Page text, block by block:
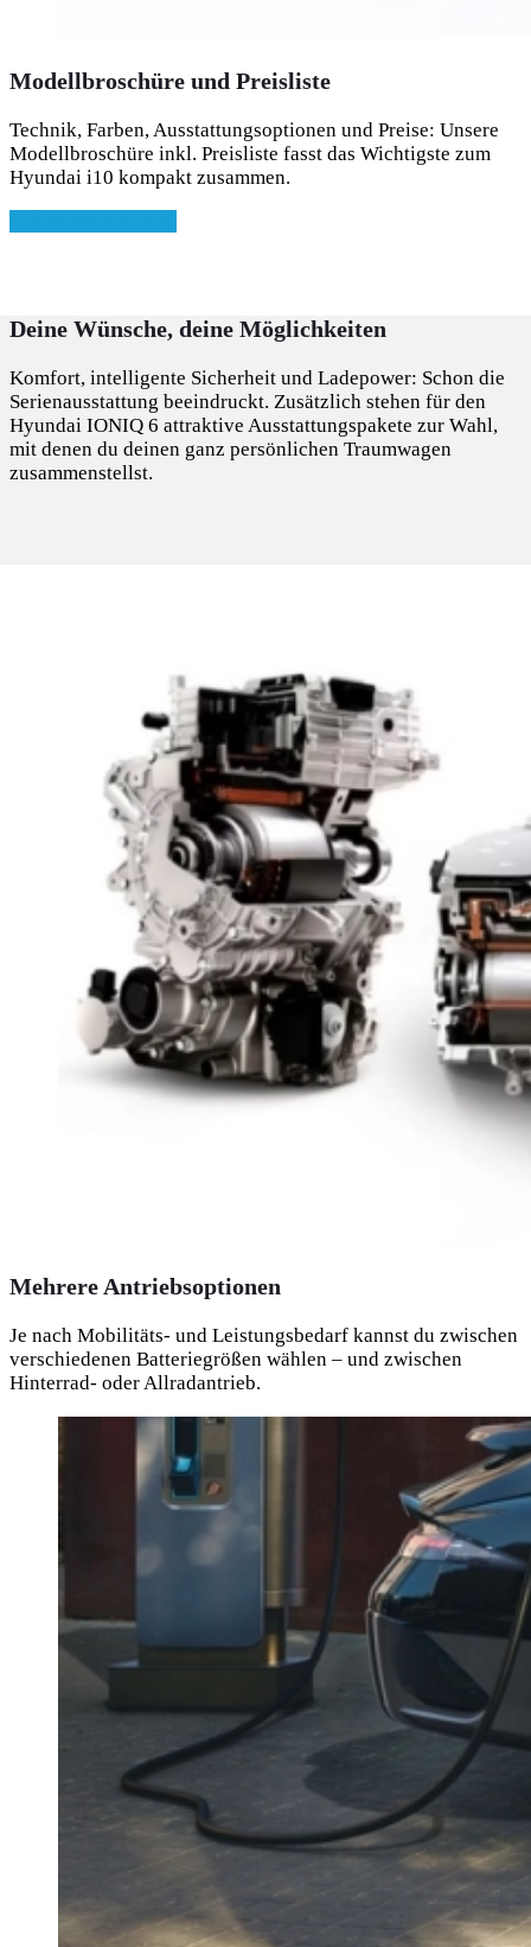
Modellbroschüre und Preisliste
Technik, Farben, Ausstattungsoptionen und Preise: Unsere
Modellbroschüre inkl. Preisliste fasst das Wichtigste zum
Hyundai i10 kompakt zusammen.
Deine Wünsche, deine Möglichkeiten
Komfort, intelligente Sicherheit und Ladepower: Schon die
Serienausstattung beeindruckt. Zusätzlich stehen für den
Hyundai IONIQ 6 attraktive Ausstattungspakete zur Wahl,
mit denen du deinen ganz persönlichen Traumwagen
zusammenstellst.
Mehrere Antriebsoptionen
Je nach Mobilitäts- und Leistungsbedarf kannst du zwischen
verschiedenen Batteriegrößen wählen – und zwischen
Hinterrad- oder Allradantrieb.